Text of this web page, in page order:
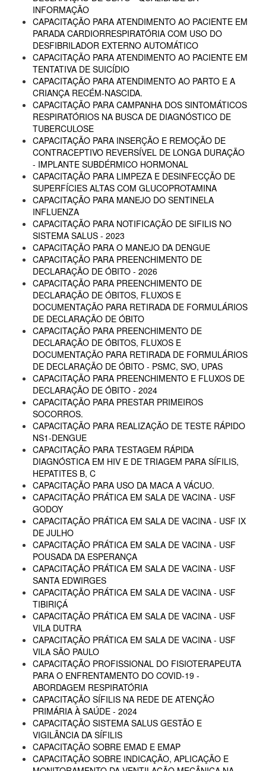
INFORMAÇÃO
CAPACITAÇÃO PARA ATENDIMENTO AO PACIENTE EM
PARADA CARDIORRESPIRATÓRIA COM USO DO
DESFIBRILADOR EXTERNO AUTOMÁTICO
CAPACITAÇÃO PARA ATENDIMENTO AO PACIENTE EM
TENTATIVA DE SUICÍDIO
CAPACITAÇÃO PARA ATENDIMENTO AO PARTO E A
CRIANÇA RECÉM-NASCIDA.
CAPACITAÇÃO PARA CAMPANHA DOS SINTOMÁTICOS
RESPIRATÓRIOS NA BUSCA DE DIAGNÓSTICO DE
TUBERCULOSE
CAPACITAÇÃO PARA INSERÇÃO E REMOÇÃO DE
CONTRACEPTIVO REVERSÍVEL DE LONGA DURAÇÃO
- IMPLANTE SUBDÉRMICO HORMONAL
CAPACITAÇÃO PARA LIMPEZA E DESINFECÇÃO DE
SUPERFÍCIES ALTAS COM GLUCOPROTAMINA
CAPACITAÇÃO PARA MANEJO DO SENTINELA
INFLUENZA
CAPACITAÇÃO PARA NOTIFICAÇÃO DE SIFILIS NO
SISTEMA SALUS - 2023
CAPACITAÇÃO PARA O MANEJO DA DENGUE
CAPACITAÇÃO PARA PREENCHIMENTO DE
DECLARAÇÃO DE ÓBITO - 2026
CAPACITAÇÃO PARA PREENCHIMENTO DE
DECLARAÇÃO DE ÓBITOS, FLUXOS E
DOCUMENTAÇÃO PARA RETIRADA DE FORMULÁRIOS
DE DECLARAÇÃO DE ÓBITO
CAPACITAÇÃO PARA PREENCHIMENTO DE
DECLARAÇÃO DE ÓBITOS, FLUXOS E
DOCUMENTAÇÃO PARA RETIRADA DE FORMULÁRIOS
DE DECLARAÇÃO DE ÓBITO - PSMC, SVO, UPAS
CAPACITAÇÃO PARA PREENCHIMENTO E FLUXOS DE
DECLARAÇÃO DE ÓBITO - 2024
CAPACITAÇÃO PARA PRESTAR PRIMEIROS
SOCORROS.
CAPACITAÇÃO PARA REALIZAÇÃO DE TESTE RÁPIDO
NS1-DENGUE
CAPACITAÇÃO PARA TESTAGEM RÁPIDA
DIAGNÓSTICA EM HIV E DE TRIAGEM PARA SÍFILIS,
HEPATITES B, C
CAPACITAÇÃO PARA USO DA MACA A VÁCUO.
CAPACITAÇÃO PRÁTICA EM SALA DE VACINA - USF
GODOY
CAPACITAÇÃO PRÁTICA EM SALA DE VACINA - USF IX
DE JULHO
CAPACITAÇÃO PRÁTICA EM SALA DE VACINA - USF
POUSADA DA ESPERANÇA
CAPACITAÇÃO PRÁTICA EM SALA DE VACINA - USF
SANTA EDWIRGES
CAPACITAÇÃO PRÁTICA EM SALA DE VACINA - USF
TIBIRIÇÁ
CAPACITAÇÃO PRÁTICA EM SALA DE VACINA - USF
VILA DUTRA
CAPACITAÇÃO PRÁTICA EM SALA DE VACINA - USF
VILA SÃO PAULO
CAPACITAÇÃO PROFISSIONAL DO FISIOTERAPEUTA
PARA O ENFRENTAMENTO DO COVID-19 -
ABORDAGEM RESPIRATÓRIA
CAPACITAÇÃO SÍFILIS NA REDE DE ATENÇÃO
PRIMÁRIA À SAÚDE - 2024
CAPACITAÇÃO SISTEMA SALUS GESTÃO E
VIGILÂNCIA DA SÍFILIS
CAPACITAÇÃO SOBRE EMAD E EMAP
CAPACITAÇÃO SOBRE INDICAÇÃO, APLICAÇÃO E